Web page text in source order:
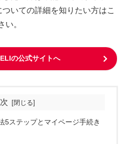
いての詳細を知りたい方はこ
い。
の公式サイトへ
5ステップとマイページ手続き